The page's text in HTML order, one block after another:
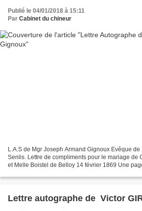
Publié le 04/01/2018 à 15:11
Par Cabinet du chineur
L.A.S de Mgr Joseph Armand Gignoux Evêque
Senlis. Lettre de compliments pour le mariage de
et Melle Boistel de Belloy 14 février 1869 Une
Lettre autographe de Victor